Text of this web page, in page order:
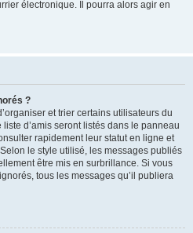
électronique. Il pourra alors agir en
?
et trier certains utilisateurs du
d’amis seront listés dans le panneau
rapidement leur statut en ligne et
le style utilisé, les messages publiés
être mis en surbrillance. Si vous
tous les messages qu’il publiera